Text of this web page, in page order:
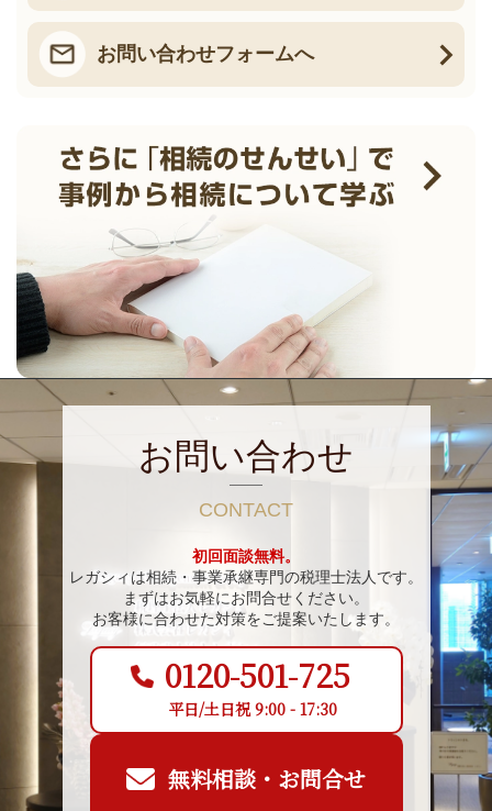
お問い合わせフォームへ
お問い合わせ
CONTACT
初回面談無料。
レガシィは相続・事業承継専門の税理士法人です。
まずはお気軽にお問合せください。
お客様に合わせた対策をご提案いたします。
0120-501-725
平日/土日祝 9:00 - 17:30
無料相談・お問合せ